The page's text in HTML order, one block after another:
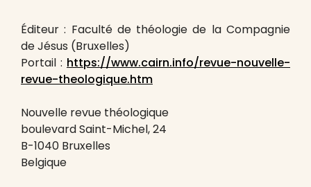
Éditeur : Faculté de théologie de la Compagnie
de Jésus (Bruxelles)
Portail : https://www.cairn.info/revue-nouvelle-
revue-theologique.htm
Nouvelle revue théologique
boulevard Saint-Michel, 24
B-1040 Bruxelles
Belgique